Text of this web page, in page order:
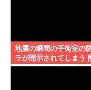
地震の瞬間の手術室の
ラが開示されてしまう
代